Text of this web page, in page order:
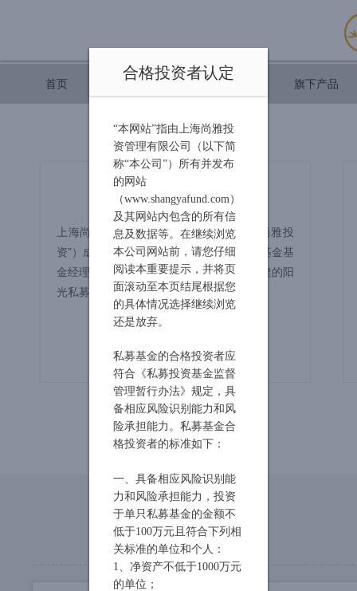
合格投资者认定
“本网站”指由上海尚雅投
资管理有限公司（以下简
称“本公司”）所有并发布
的网站
（www.shangyafund.com）
及其网站内包含的所有信
息及数据等。在继续浏览
本公司网站前，请您仔细
阅读本重要提示，并将页
面滚动至本页结尾根据您
的具体情况选择继续浏览
还是放弃。
私募基金的合格投资者应
符合《私募投资基金监督
管理暂行办法》规定，具
备相应风险识别能力和风
险承担能力。私募基金合
格投资者的标准如下：
一、具备相应风险识别能
力和风险承担能力，投资
于单只私募基金的金额不
低于100万元且符合下列相
关标准的单位和个人：
1、净资产不低于1000万元
的单位；
首页 尚雅简介 旗下产品
公司简介
上海尚雅投资管理有限公司（以下简称“尚雅投
资”）成立于2007年8月，是第一批由公募基金基
金经理（具有20年以上证券从业经验）创建的阳
光私募公司。